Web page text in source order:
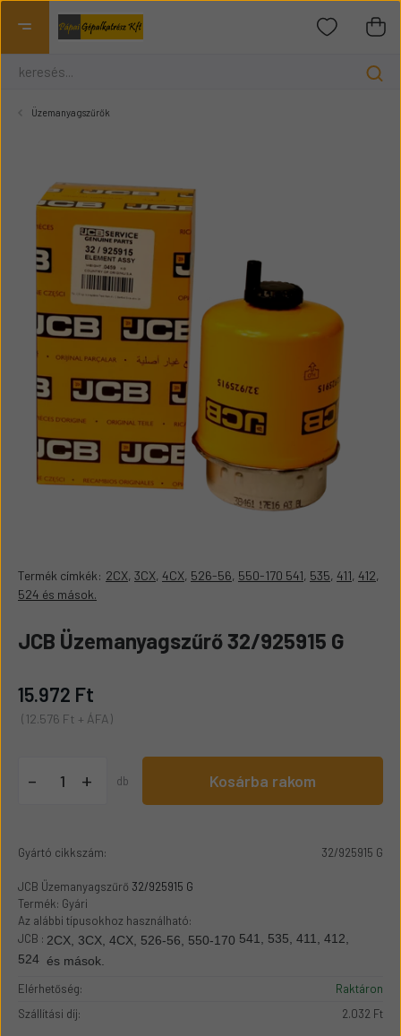
Üzemanyagszűrők
Termék címkék: 2CX, 3CX, 4CX, 526-56, 550-170 541, 535, 411, 412,
524 és mások.
JCB Üzemanyagszűrő 32/925915 G
15.972 Ft
(12.576 Ft + ÁFA)
- + db Kosárba rakom
Gyártó cikkszám: 32/925915 G
JCB ​Üzemanyagszűrő 32/925915 G
Termék: Gyári
Az alábbi típusokhoz használható:
JCB : 2CX, 3CX, 4CX, 526-56, 550-170 541, 535, 411, 412,
524 és mások.
Elérhetőség:
Raktáron
Szállítási díj:
2.032 Ft